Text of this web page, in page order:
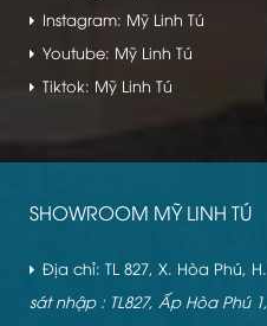
Instagram: Mỹ Linh Tú
Youtube: Mỹ Linh Tú
Tiktok: Mỹ Linh Tú
SHOWROOM MỸ LINH TÚ
Địa chỉ: TL 827, X. Hòa Phú,
sát nhập : TL827, Ấp Hòa Phú